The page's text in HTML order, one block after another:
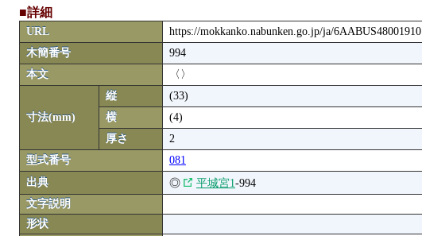
■詳細
URL
https://mokkanko.nabunken.go.jp/ja/6AABUS48001910
木簡番号
994
本文
〈〉
寸法(mm)
縦
(33)
横
(4)
厚さ
2
型式番号
081
出典
◎ 平城宮1-994
文字説明
形状